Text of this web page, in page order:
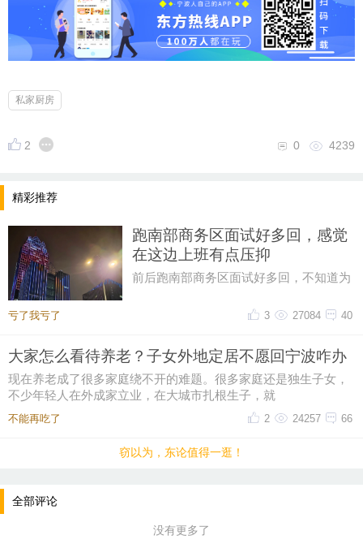
私家厨房
2 4239
0
精彩推荐
跑南部商务区面试好多回，感觉
在这边上班有点压抑
前后跑南部商务区面试好多回，不知道为
片密集写字楼自带压抑感，上下
亏了我亏了 40
27084
3
大家怎么看待养老？子女外地定居不愿回宁波咋办
现在养老成了很多家庭绕不开的难题。很多家庭还是独生子女，
不少年轻人在外成家立业，在大城市扎根生子，就
不能再吃了 66
24257
2
窃以为，东论值得一逛！
全部评论
没有更多了